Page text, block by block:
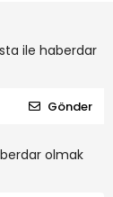
ile haberdar
Gönder
olmak